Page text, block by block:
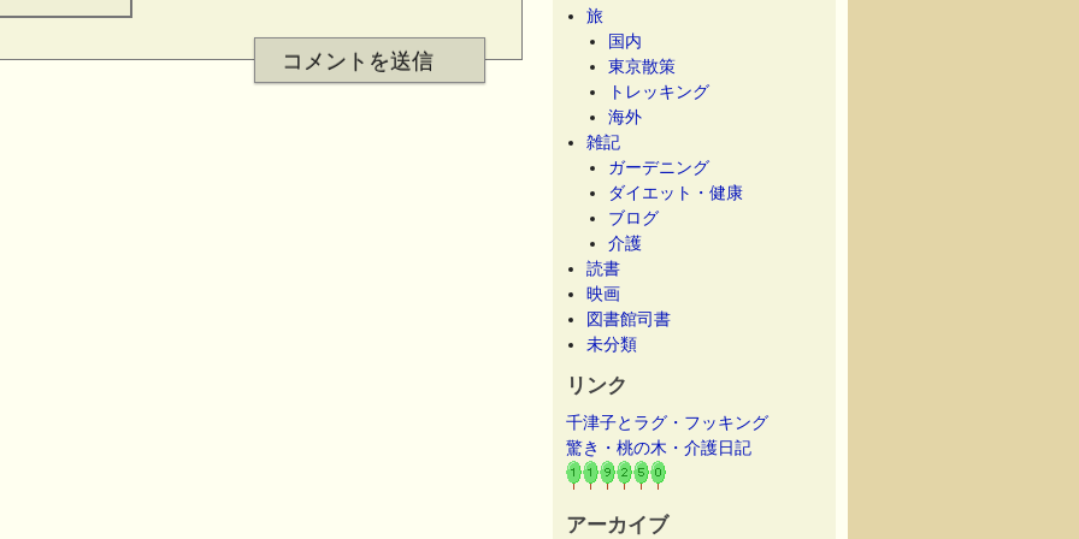
旅
国内
東京散策
トレッキング
海外
雑記
ガーデニング
ダイエット・健康
ブログ
介護
読書
映画
図書館司書
未分類
リンク
千津子とラグ・フッキング
驚き・桃の木・介護日記
アーカイブ